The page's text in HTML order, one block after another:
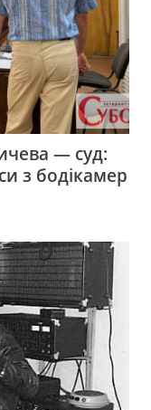
— суд:
з бодікамер